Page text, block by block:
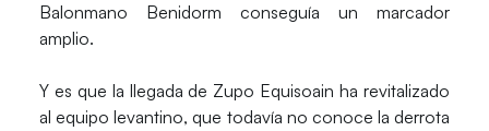
Balonmano Benidorm conseguía un marcador
amplio.
Y es que la llegada de Zupo Equisoain ha revitalizado
al equipo levantino, que todavía no conoce la derrota